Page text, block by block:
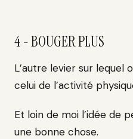
4 - BOUGER PLUS
L’autre levier sur lequel
celui de l’activité
Et loin de moi l’idée de
une bonne chose.